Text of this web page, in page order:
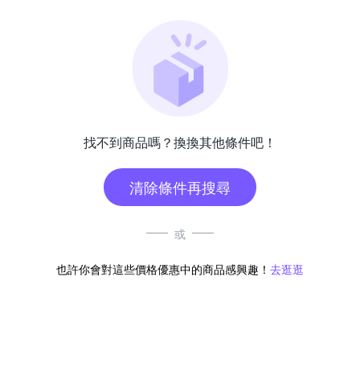
找不到商品嗎？換換其他條件吧！
清除條件再搜尋
或
也許你會對這些價格優惠中的商品感興趣！ 去逛逛